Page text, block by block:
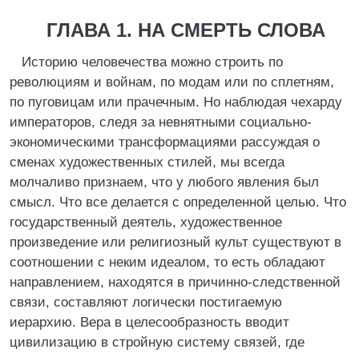
ГЛАВА 1. НА СМЕРТЬ СЛОВА
Историю человечества можно строить по
революциям и войнам, по модам или по сплетням,
по пуговицам или прачечным. Но наблюдая чехарду
императоров, следя за невнятными социально-
экономическими трансформациями рассуждая о
сменах художественных стилей, мы всегда
молчаливо признаем, что у любого явления был
смысл. Что все делается с определенной целью. Что
государственный деятель, художественное
произведение или религиозный культ существуют в
соотношении с неким идеалом, то есть обладают
направлением, находятся в причинно-следственной
связи, составляют логически постигаемую
иерархию. Вера в целесообразность вводит
цивилизацию в стройную систему связей, где